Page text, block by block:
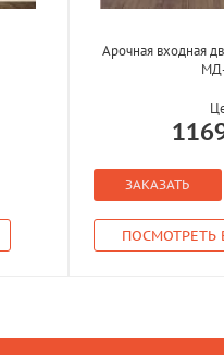
Арочная входная
ЗАКАЗАТЬ
ПОСМОТРЕТЬ